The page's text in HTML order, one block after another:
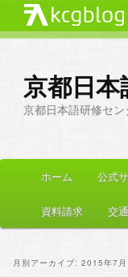
京都日
京都日本語研修セン
メ
メ
イ
ン
サ
ブ
コ
ホーム 公式
資料請求 交
月別アーカイブ:2015年7月